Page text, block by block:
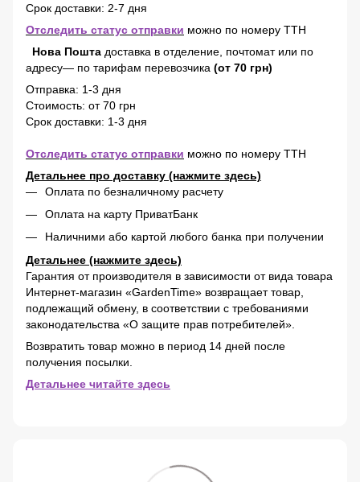
Срок доставки: 2-7 дня
Отследить статус отправки можно по номеру ТТН
Нова Пошта доставка в отделение, почтомат или по
адресу— по тарифам перевозчика (от 70 грн)
Отправка: 1-3 дня
Стоимость: от 70 грн
Срок доставки: 1-3 дня
Отследить статус отправки можно по номеру ТТН
Детальнее про доставку (нажмите здесь)
Оплата по безналичному расчету
Оплата на карту ПриватБанк
Наличними або картой любого банка при получении
Детальнее (нажмите здесь)
Гарантия от производителя в зависимости от вида товара
Интернет-магазин «GardenTime» возвращает товар,
подлежащий обмену, в соответствии с требованиями
законодательства «О защите прав потребителей».
Возвратить товар можно в период 14 дней после
получения посылки.
Детальнее читайте здесь